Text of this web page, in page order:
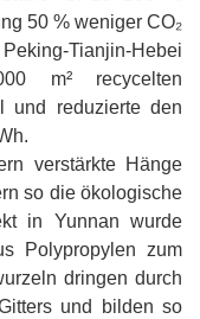
50 % weniger CO₂
Tianjin-Hebei
m² recycelten
und reduzierte den
verstärkte Hänge
so die ökologische
in Yunnan wurde
Polypropylen zum
dringen durch
und bilden so